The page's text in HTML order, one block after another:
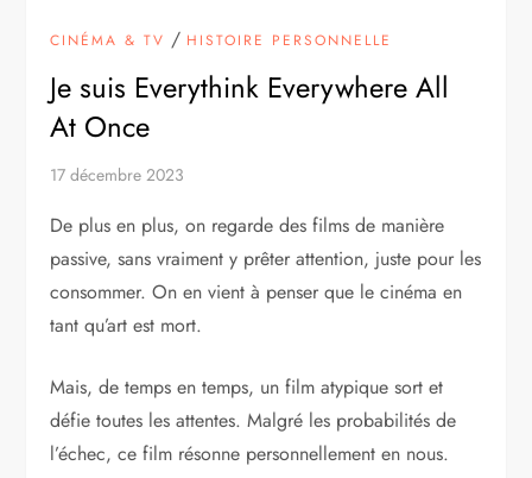
CINÉMA & TV / HISTOIRE PERSONNELLE
Je suis Everythink Everywhere All
At Once
17 décembre 2023
De plus en plus, on regarde des films de manière
passive, sans vraiment y prêter attention, juste pour les
consommer. On en vient à penser que le cinéma en
tant qu’art est mort.
Mais, de temps en temps, un film atypique sort et
défie toutes les attentes. Malgré les probabilités de
l’échec, ce film résonne personnellement en nous.